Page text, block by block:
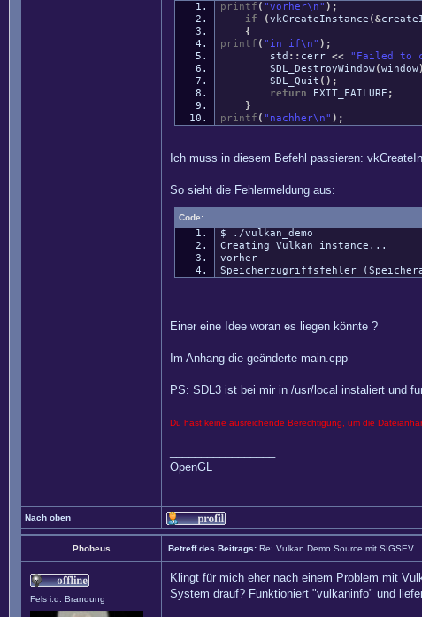
printf ( "vorher\n" ) ;
if
(vkCreateInstance (&
{
printf ( "in if\n" ) ;
std :: cerr << "Failed to
SDL_DestroyWindow(window)
SDL_Quit ( ) ;
return EXIT_FAILURE ;
}
printf ( "nachher\n" ) ;
Ich muss in diesem Befehl passieren:
So sieht die Fehlermeldung aus:
Code:
$ ./vulkan_demo
Creating Vulkan instance...
vorher
Speicherzugriffsfehler
Einer eine Idee woran es liegen könnte ?
Im Anhang die geänderte main.cpp
PS: SDL3 ist bei mir in /usr/local instaliert und
Du hast keine ausreichende Berechtigung, um die
OpenGL
Nach oben
Phobeus Betreff des Beitrags: Re: Vulkan Demo Source mit SIGSEV
Fels i.d. Brandung
Klingt für mich eher nach einem Problem mit
System drauf? Funktioniert "vulkaninfo" und